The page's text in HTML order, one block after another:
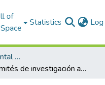
of
Statistics
1.- Estación Experimental Santa Catalina
Comités de investigación agrícola local (CIALs): herramienta para generar capacidades locales en investigación y desarrollo. Avances en comunidades de las provincias Carchi, Imbabura y Bolívar, Ecuador